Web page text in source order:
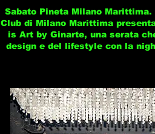
Sabato Pineta Milano
Club di Milano Marittima
is Art by Ginarte, una serata
design e del lifestyle con la